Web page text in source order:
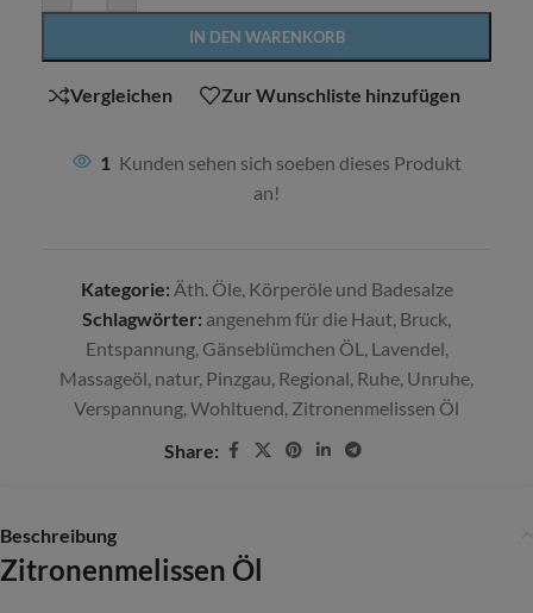
IN DEN WARENKORB
Vergleichen Zur Wunschliste hinzufügen
1 Kunden sehen sich soeben dieses Produkt
an!
Kategorie: Äth. Öle, Körperöle und Badesalze
Schlagwörter: angenehm für die Haut Bruck
Entspannung, Gänseblümchen ÖL Lavendel
Massageöl natur, Pinzgau Regional Ruhe Unruhe
Verspannung Wohltuend Zitronenmelissen Öl
Share:
Beschreibung
Zitronenmelissen Öl